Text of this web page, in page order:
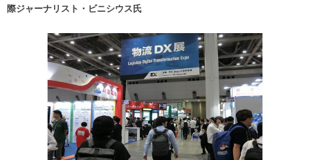
際ジャーナリスト・ビニシウス氏